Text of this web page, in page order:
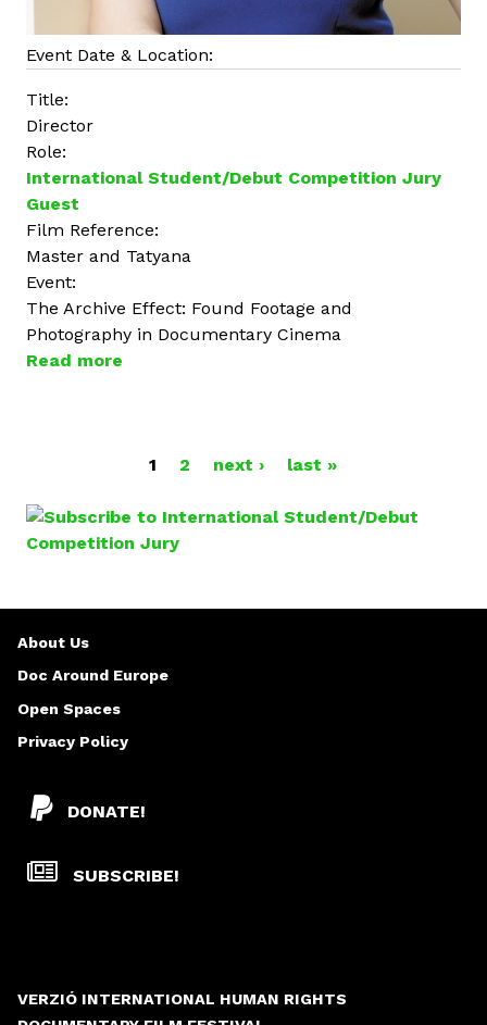
Event Date & Location:
Title:
Director
Role:
International Student/Debut Competition Jury
Guest
Film Reference:
Master and Tatyana
Event:
The Archive Effect: Found Footage and
Photography in Documentary Cinema
Read more
i
e
i
y
e
A
G
S
1 2 next › last »
VERZIÓ INTERNATIONAL HUMAN RIGHTS
DONATE!
SUBSCRIBE!
About Us
Doc Around Europe
Open Spaces
Privacy Policy